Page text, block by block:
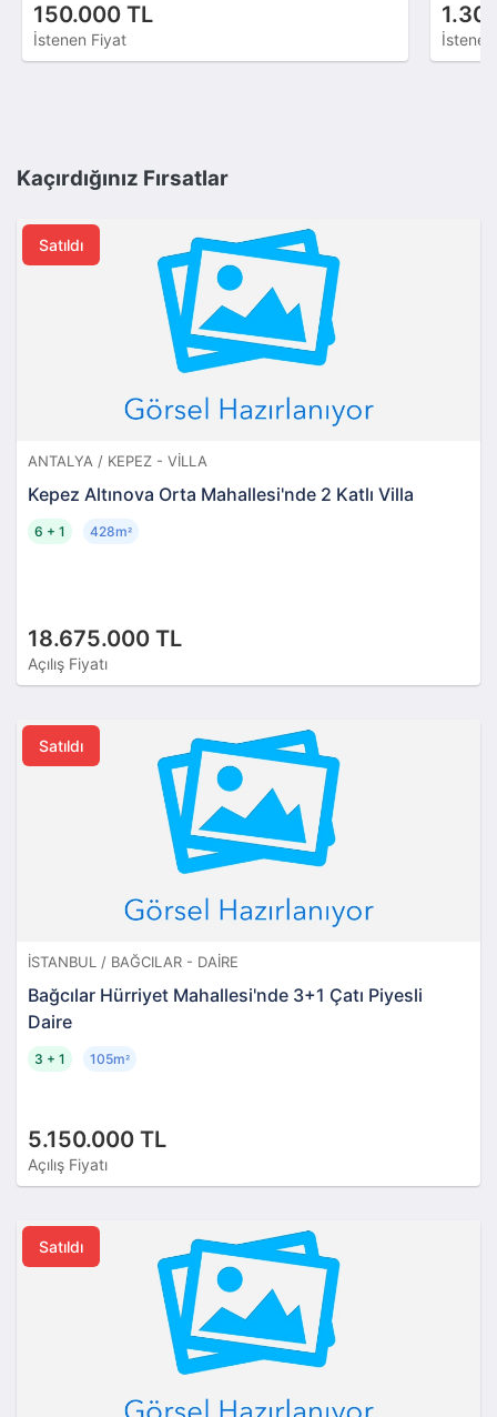
150.000 TL
İstenen Fiyat
Kaçırdığınız Fırsatlar
Satıldı
ANTALYA / KEPEZ - VILLA
Kepez Altınova Orta Mahallesi'nde 2 Katlı Villa
18.675.000 TL
Açılış Fiyatı
6 + 1 428m²
Satıldı
İSTANBUL / BAĞCILAR - DAIRE
Bağcılar Hürriyet Mahallesi'nde 3+1 Çatı Piyesli
Daire
5.150.000 TL
Açılış Fiyatı
3 + 1 105m²
Satıldı